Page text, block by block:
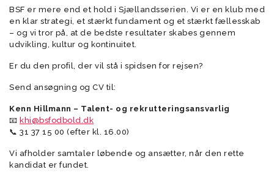
BSF er mere end et hold i Sjællandsserien. Vi er en klub med
en klar strategi, et stærkt fundament og et stærkt fællesskab
– og vi tror på, at de bedste resultater skabes gennem
udvikling, kultur og kontinuitet.
Er du den profil, der vil stå i spidsen for rejsen?
Send ansøgning og CV til:
Kenn Hillmann – Talent- og rekrutteringsansvarlig
📧 khi@bsfodbold.dk
📞 31 37 15 00 (efter kl. 16.00)
Vi afholder samtaler løbende og ansætter, når den rette
kandidat er fundet.